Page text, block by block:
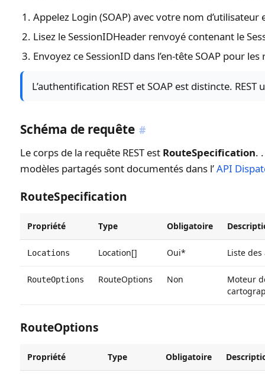
Appelez Login (SOAP) avec votre nom
Lisez le SessionIDHeader renvoyé contenant le
Envoyez ce SessionID dans l’en-tête SOAP pour
L’authentification REST et SOAP est distincte.
Schéma de requête #
Le corps de la requête REST est RouteSpecification.
modèles partagés sont documentés dans l’API
RouteSpecification
Propriété Type Obligatoire
Locations Location[] Oui* Liste
RouteOptions RouteOptions Non
Moteur
RouteOptions
Propriété Type Obligatoire